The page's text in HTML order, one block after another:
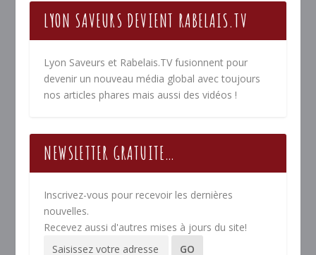
LYON SAVEURS DEVIENT RABELAIS.TV
Lyon Saveurs et Rabelais.TV fusionnent pour
devenir un nouveau média global avec toujours
nos articles phares mais aussi des vidéos !
NEWSLETTER GRATUITE…
Inscrivez-vous pour recevoir les dernières
nouvelles.
Recevez aussi d'autres mises à jours du site!